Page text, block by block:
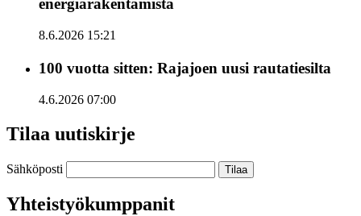
energiarakentamista
8.6.2026 15:21
100 vuotta sitten: Rajajoen uusi rautatiesilta
4.6.2026 07:00
Tilaa uutiskirje
Sähköposti
Yhteistyökumppanit